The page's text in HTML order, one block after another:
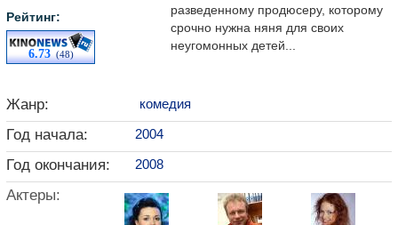
Рейтинг:
6.73(48)
разведенному продюсеру, которому
срочно нужна няня для своих
неугомонных детей...
Жанр: комедия
Год начала: 2004
Год окончания: 2008
Актеры: